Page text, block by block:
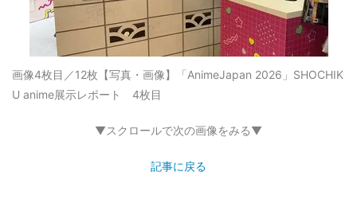
画像4枚目／12枚 【写真・画像】「AnimeJapan 2026」SHOCHIK
U anime展示レポート 4枚目
▼スクロールで次の画像をみる▼
記事に戻る